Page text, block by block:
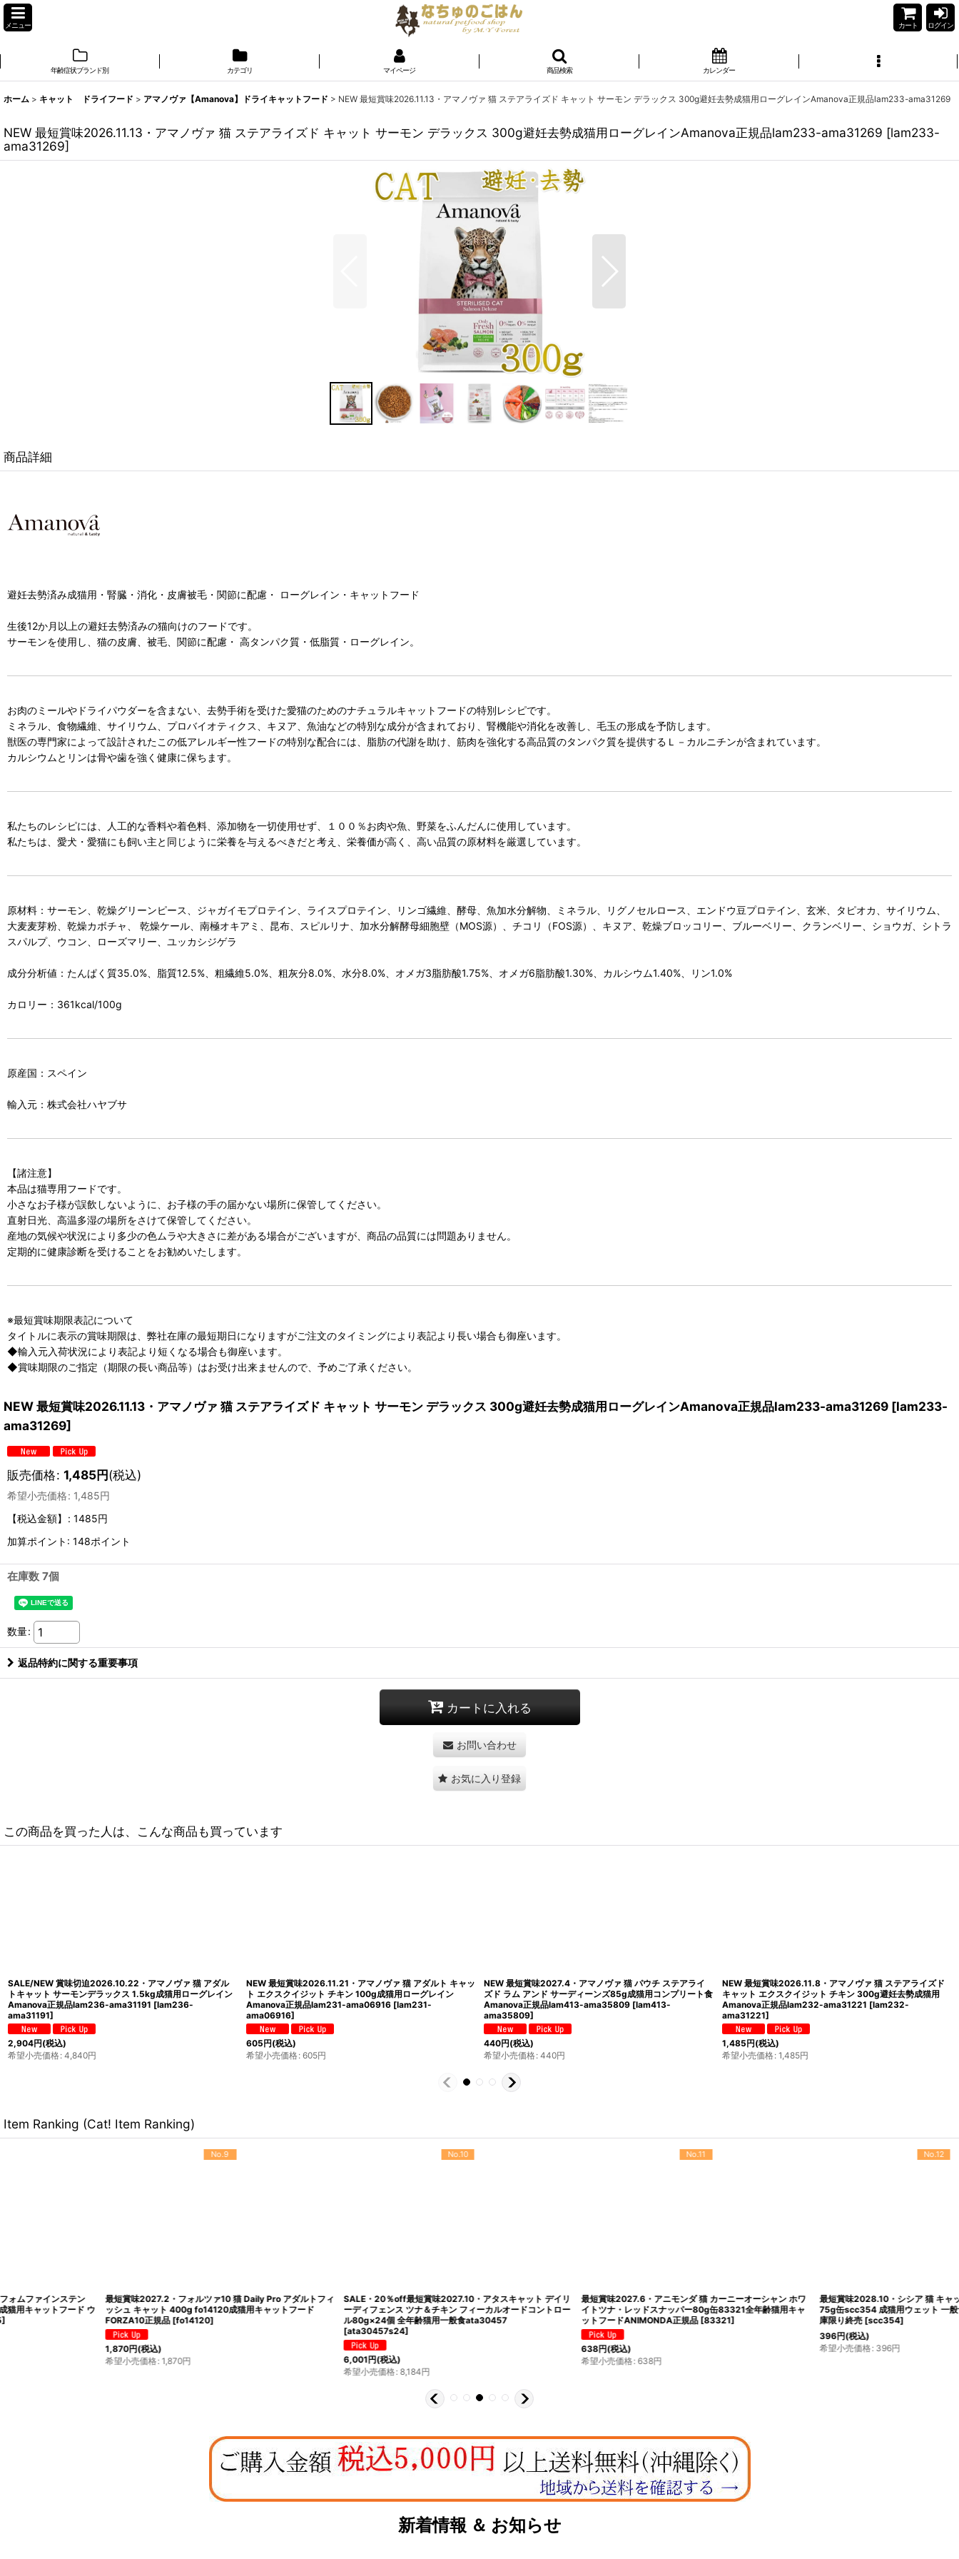
メニュー カート ログイン
年齢症状ブランド別 カテゴリ マイページ 商品検索 カレンダー
ホーム > キャット ドライフード > アマノヴァ【Amanova】ドライキャットフード > NEW 最短賞味2026.11.13・アマノヴァ 猫 ステアライズド キャット サーモン デラックス 300g避妊去勢成猫用ローグレインAmanova正規品lam233-ama31269
NEW 最短賞味2026.11.13・アマノヴァ 猫 ステアライズド キャット サーモン デラックス 300g避妊去勢成猫用ローグレインAmanova正規品lam233-ama31269 [lam233-
ama31269]
商品詳細
避妊去勢済み成猫用・腎臓・消化・皮膚被毛・関節に配慮・ ローグレイン・キャットフード
生後12か月以上の避妊去勢済みの猫向けのフードです。
サーモンを使用し、猫の皮膚、被毛、関節に配慮・ 高タンパク質・低脂質・ローグレイン。
お肉のミールやドライパウダーを含まない、去勢手術を受けた愛猫のためのナチュラルキャットフードの特別レシピです。
ミネラル、食物繊維、サイリウム、プロバイオティクス、キヌア、魚油などの特別な成分が含まれており、腎機能や消化を改善し、毛玉の形成を予防します。
獣医の専門家によって設計されたこの低アレルギー性フードの特別な配合には、脂肪の代謝を助け、筋肉を強化する高品質のタンパク質を提供するＬ－カルニチンが含まれています。
カルシウムとリンは骨や歯を強く健康に保ちます。
私たちのレシピには、人工的な香料や着色料、添加物を一切使用せず、１００％お肉や魚、野菜をふんだんに使用しています。
私たちは、愛犬・愛猫にも飼い主と同じように栄養を与えるべきだと考え、栄養価が高く、高い品質の原材料を厳選しています。
原材料：サーモン、乾燥グリーンピース、ジャガイモプロテイン、ライスプロテイン、リンゴ繊維、酵母、魚加水分解物、ミネラル、リグノセルロース、エンドウ豆プロテイン、玄米、タピオカ、サイリウム、
大麦麦芽粉、乾燥カボチャ、 乾燥ケール、南極オキアミ、昆布、スピルリナ、加水分解酵母細胞壁（MOS源）、チコリ（FOS源）、キヌア、乾燥ブロッコリー、ブルーベリー、クランベリー、ショウガ、シトラ
スパルプ、ウコン、ローズマリー、ユッカシジゲラ
成分分析値：たんぱく質35.0%、脂質12.5%、粗繊維5.0%、粗灰分8.0%、水分8.0%、オメガ3脂肪酸1.75%、オメガ6脂肪酸1.30%、カルシウム1.40%、リン1.0%
カロリー：361kcal/100g
原産国：スペイン
輸入元：株式会社ハヤブサ
【諸注意】
本品は猫専用フードです。
小さなお子様が誤飲しないように、お子様の手の届かない場所に保管してください。
直射日光、高温多湿の場所をさけて保管してください。
産地の気候や状況により多少の色ムラや大きさに差がある場合がございますが、商品の品質には問題ありません。
定期的に健康診断を受けることをお勧めいたします。
※最短賞味期限表記について
タイトルに表示の賞味期限は、弊社在庫の最短期日になりますがご注文のタイミングにより表記より長い場合も御座います。
◆輸入元入荷状況により表記より短くなる場合も御座います。
◆賞味期限のご指定（期限の長い商品等）はお受け出来ませんので、予めご了承ください。
NEW 最短賞味2026.11.13・アマノヴァ 猫 ステアライズド キャット サーモン デラックス 300g避妊去勢成猫用ローグレインAmanova正規品lam233-ama31269 [lam233-
ama31269]
販売価格: 1,485円(税込)
希望小売価格: 1,485円
【税込金額】
: 1485円
加算ポイント: 148ポイント
在庫数 7個
数量:
返品特約に関する重要事項
カートに入れる
お問い合わせ
お気に入り登録
この商品を買った人は、こんな商品も買っています
SALE/NEW 賞味切迫2026.10.22・アマノヴァ 猫 アダル
トキャット サーモンデラックス 1.5kg成猫用ローグレイン
Amanova正規品lam236-ama31191 [lam236-
ama31191]
2,904円(税込)
希望小売価格: 4,840円
NEW 最短賞味2026.11.21・アマノヴァ 猫 アダルト キャッ
ト エクスクイジット チキン 100g成猫用ローグレイン
Amanova正規品lam231-ama06916 [lam231-
ama06916]
605円(税込)
希望小売価格: 605円
NEW 最短賞味2027.4・アマノヴァ 猫 パウチ ステアライ
ズド ラム アンド サーディーンズ85g成猫用コンプリート食
Amanova正規品lam413-ama35809 [lam413-
ama35809]
440円(税込)
希望小売価格: 440円
NEW 最短賞味2026.11.8・アマノヴァ 猫 ステアライズド
キャット エクスクイジット チキン 300g避妊去勢成猫用
Amanova正規品lam232-ama31221 [lam232-
ama31221]
1,485円(税込)
希望小売価格: 1,485円
Item Ranking (Cat! Item Ranking)
最短賞味2027.2・フォルツァ10 猫 Daily Pro アダルトフィ
ッシュ キャット 400g fo14120成猫用キャットフード
fo14120]
SALE・20％off最短賞味2027.10・アタスキャット デイリ
ーディフェンス ツナ＆チキン フィーカルオードコントロー
ル80g×24個 全年齢猫用一般食ata30457
最短賞味2027.6・アニモンダ 猫 カーニーオーシャン ホワ
イトツナ・レッドスナッパー80g缶83321全年齢猫用キャ
ットフードANIMONDA正規品 [83321]
最短賞味2028.10・シシア 猫 キャット（ツナ＆マンゴー）
75g缶scc354 成猫用ウェット 一般食 キャットフード ※在
庫限り終売
新着情報 ＆ お知らせ